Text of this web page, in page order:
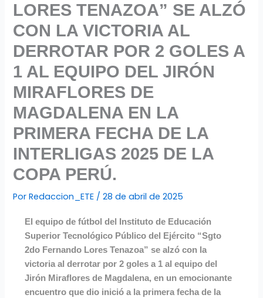
LORES TENAZOA” SE ALZÓ
CON LA VICTORIA AL
DERROTAR POR 2 GOLES A
1 AL EQUIPO DEL JIRÓN
MIRAFLORES DE
MAGDALENA EN LA
PRIMERA FECHA DE LA
INTERLIGAS 2025 DE LA
COPA PERÚ.
PorRedaccion_ETE /28 de abril de 2025
El equipo de fútbol del Instituto de Educación
Superior Tecnológico Público del Ejército “Sgto
2do Fernando Lores Tenazoa” se alzó con la
victoria al derrotar por 2 goles a 1 al equipo del
Jirón Miraflores de Magdalena, en un emocionante
encuentro que dio inició a la primera fecha de la